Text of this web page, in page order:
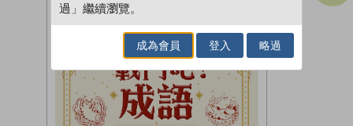
過」繼續瀏覽。
成為會員 登入 略過